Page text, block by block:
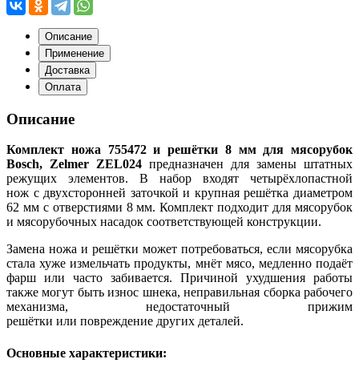
Описание
Применение
Доставка
Оплата
Описание
Комплект ножа 755472 и решётки 8 мм для мясорубок
Bosch, Zelmer ZEL024 предназначен для замены штатных
режущих элементов. В набор входят четырёхлопастной
нож с двухсторонней заточкой и крупная решётка диаметром
62 мм с отверстиями 8 мм. Комплект подходит для мясорубок
и мясорубочных насадок соответствующей конструкции.
Замена ножа и решётки может потребоваться, если мясорубка
стала хуже измельчать продукты, мнёт мясо, медленно подаёт
фарш или часто забивается. Причиной ухудшения работы
также могут быть износ шнека, неправильная сборка рабочего
механизма, недостаточный прижим
решётки или повреждение других деталей.
Основные характеристики: